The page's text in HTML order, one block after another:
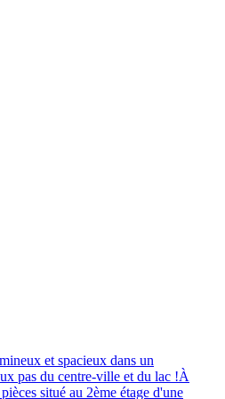
et spacieux dans un
pas du centre-ville et du lac !À
situé au 2ème étage d'une